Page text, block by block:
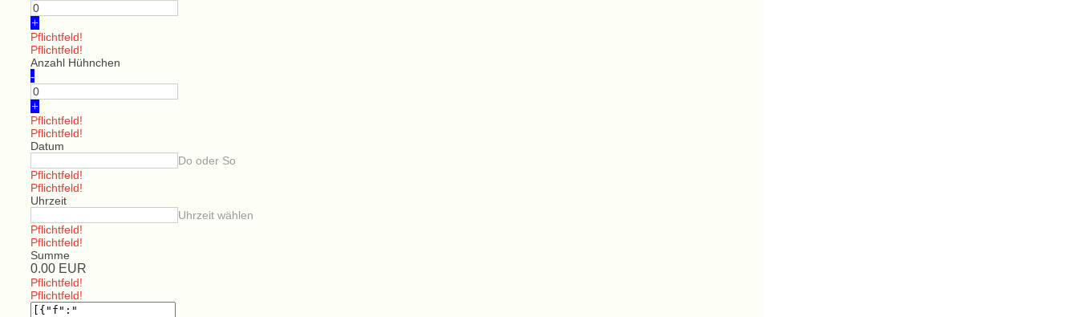
+
Pflichtfeld!
Pflichtfeld!
Anzahl Hühnchen
-
+
Pflichtfeld!
Pflichtfeld!
Datum
Do oder So
Pflichtfeld!
Pflichtfeld!
Uhrzeit
Uhrzeit wählen
Pflichtfeld!
Pflichtfeld!
Summe
0.00 EUR
Pflichtfeld!
Pflichtfeld!